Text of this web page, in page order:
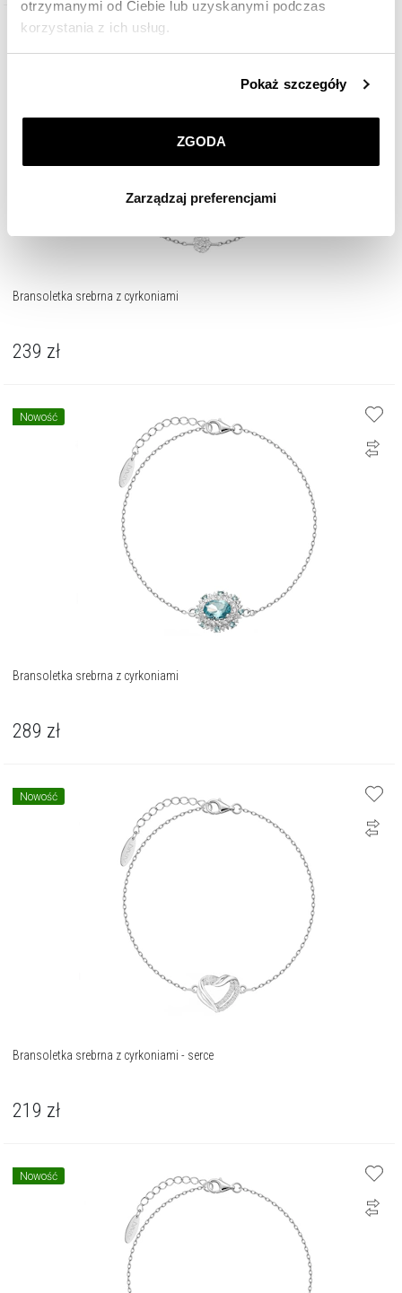
otrzymanymi od Ciebie lub uzyskanymi podczas
korzystania z ich usług.
przez nas plików cookie znajdziesz wPolityce
korzystamy. Możesz również wybrać jaki rodzaj plików
Zarządzaj preferencjami. W każdej chwili możesz
Pokaż szczegóły
ZGODA
Zarządzaj preferencjami
Nowość
Bransoletka srebrna z cyrkoniami
239 zł
Nowość
Bransoletka srebrna z cyrkoniami
289 zł
Nowość
Bransoletka srebrna z cyrkoniami - serce
219 zł
Nowość